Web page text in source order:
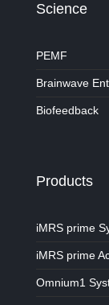
Science
PEMF
Brainwave
Biofeedback
Products
iMRS prime
iMRS prime
Omnium1